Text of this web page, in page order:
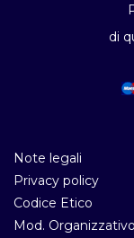
di
Note legali
Privacy policy
Codice Etico
Mod. Organizzativo